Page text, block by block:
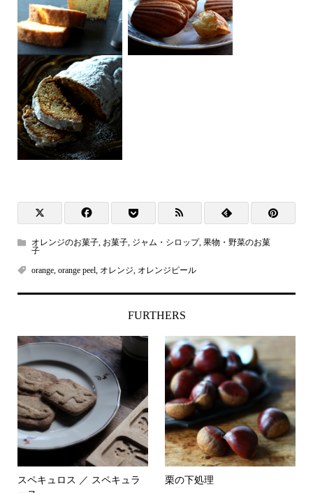
オレンジのお菓子, お菓子, ジャム・シロップ, 果物・野菜のお菓
子
orange, orange peel, オレンジ, オレンジピール
FURTHERS
スペキュロス ／ スペキュラ
栗の下処理